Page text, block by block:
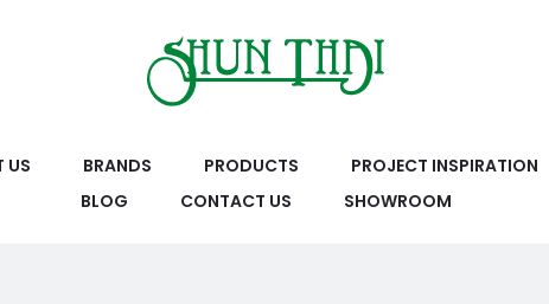
US BRANDS PRODUCTS
PROJECT INSPIRATION
BLOG
CONTACT US SHOWROOM